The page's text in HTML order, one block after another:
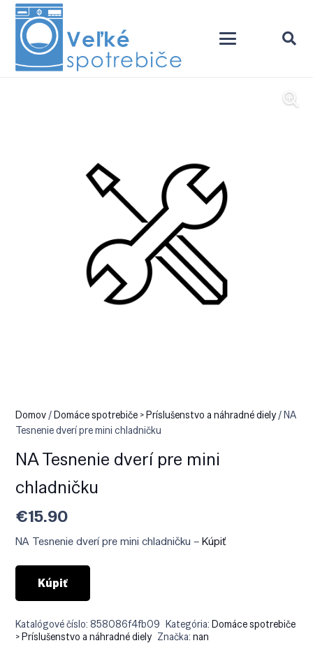
Domov/Domáce spotrebiče > Príslušenstvo a náhradné diely/ NA
Tesnenie dverí pre mini chladničku
NA Tesnenie dverí pre mini
chladničku
€15.90
NA Tesnenie dverí pre mini chladničku –Kúpiť
Kúpiť
Katalógové číslo:858086f4fb09 Kategória:Domáce spotrebiče
> Príslušenstvo a náhradné diely Značka:nan